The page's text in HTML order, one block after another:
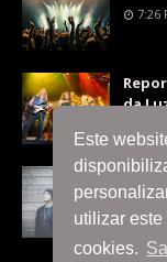
Este
utilizar
cookies.
7:26
da
9:36
8:06